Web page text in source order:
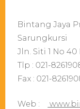
Bintang Jaya
Sarungkursi
Jln. Siti 1 No
Tlp : 021-
Fax : 021-
Web :